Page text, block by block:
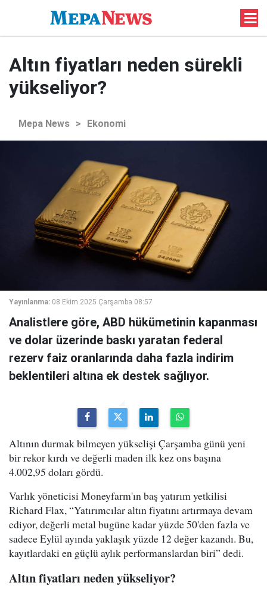
Altın fiyatları neden sürekli
yükseliyor?
Mepa News > Ekonomi
Yayınlanma: 08 Ekim 2025 Çarşamba 08:57
Analistlere göre, ABD hükümetinin kapanması
ve dolar üzerinde baskı yaratan federal
rezerv faiz oranlarında daha fazla indirim
beklentileri altına ek destek sağlıyor.
Altının durmak bilmeyen yükselişi Çarşamba günü yeni
bir rekor kırdı ve değerli maden ilk kez ons başına
4.002,95 doları gördü.
Varlık yöneticisi Moneyfarm'ın baş yatırım yetkilisi
Richard Flax, “Yatırımcılar altın fiyatını artırmaya devam
ediyor, değerli metal bugüne kadar yüzde 50'den fazla ve
sadece Eylül ayında yaklaşık yüzde 12 değer kazandı. Bu,
kayıtlardaki en güçlü aylık performanslardan biri” dedi.
Altın fiyatları neden yükseliyor?